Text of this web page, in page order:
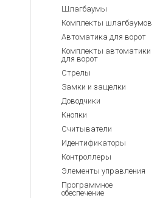
Шлагбаумы
Комплекты шлагбаумов
Автоматика для ворот
Комплекты автоматики
для ворот
Стрелы
Замки и защелки
Доводчики
Кнопки
Считыватели
Идентификаторы
Контроллеры
Элементы управления
Программное
обеспечение